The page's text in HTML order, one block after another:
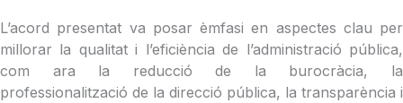
L’acord presentat va posar èmfasi en aspectes clau per
millorar la qualitat i l’eficiència de l’administració pública,
com ara la reducció de la burocràcia, la
professionalització de la direcció pública, la transparència i